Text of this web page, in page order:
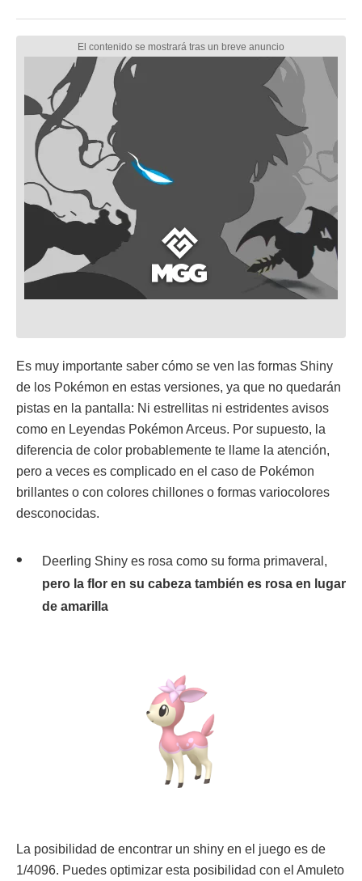
Es muy importante saber cómo se ven las formas Shiny
de los Pokémon en estas versiones, ya que no quedarán
pistas en la pantalla: Ni estrellitas ni estridentes avisos
como en Leyendas Pokémon Arceus. Por supuesto, la
diferencia de color probablemente te llame la atención,
pero a veces es complicado en el caso de Pokémon
brillantes o con colores chillones o formas variocolores
desconocidas.
Deerling Shiny es rosa como su forma primaveral,
pero la flor en su cabeza también es rosa en lugar
de amarilla
La posibilidad de encontrar un shiny en el juego es de
1/4096. Puedes optimizar esta posibilidad con el Amuleto